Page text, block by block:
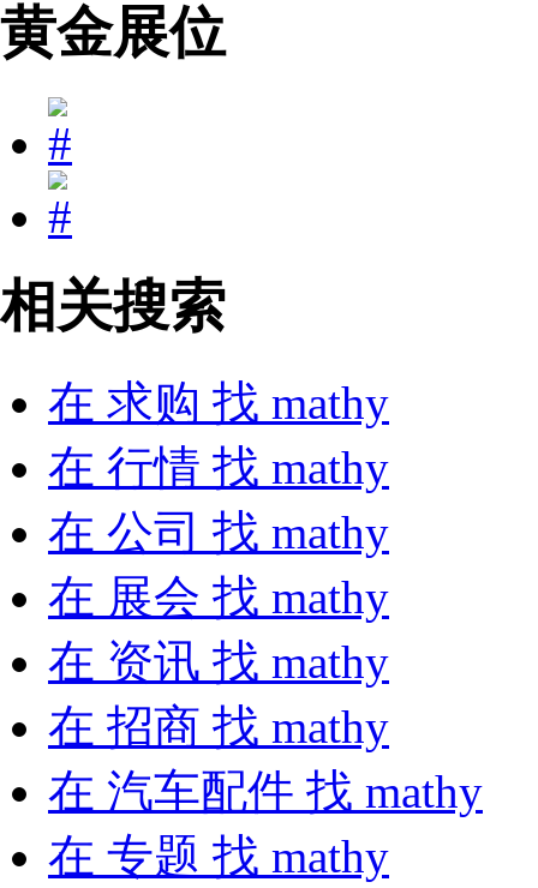
黄金展位
相关搜索
在 求购 找 mathy
在 行情 找 mathy
在 公司 找 mathy
在 展会 找 mathy
在 资讯 找 mathy
在 招商 找 mathy
在 汽车配件 找 mathy
在 专题 找 mathy